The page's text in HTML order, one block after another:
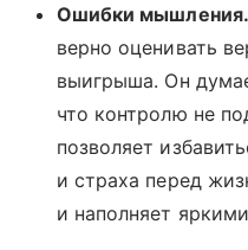
Ошибки мышления.
верно оценивать
выигрыша. Он
что контролю не
позволяет
и страха перед
и наполняет